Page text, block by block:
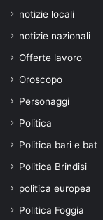
notizie locali
notizie nazionali
Offerte lavoro
Oroscopo
Personaggi
Politica
Politica bari e bat
Politica Brindisi
politica europea
Politica Foggia